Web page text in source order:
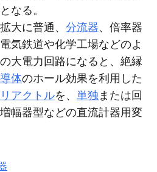
なる。
大に普通、 分流器、倍率器
気鉄道や化学工場などのよ
大電力回路になると、絶縁
体のホール効果を利用した
アクトルを、 単独 または回
幅器型などの直流計器用変